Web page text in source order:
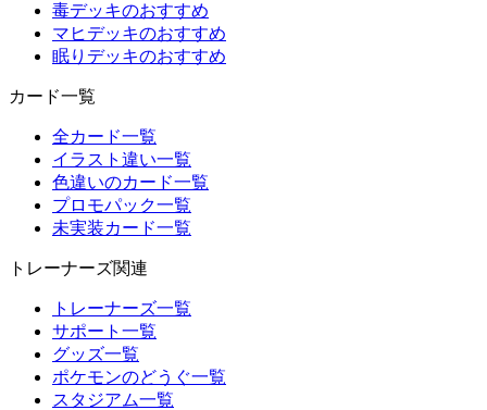
毒デッキのおすすめ
マヒデッキのおすすめ
眠りデッキのおすすめ
カード一覧
全カード一覧
イラスト違い一覧
色違いのカード一覧
プロモパック一覧
未実装カード一覧
トレーナーズ関連
トレーナーズ一覧
サポート一覧
グッズ一覧
ポケモンのどうぐ一覧
スタジアム一覧